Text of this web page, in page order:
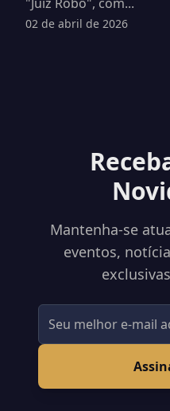
02 de abril de 2026
Mantenha-se
eventos,